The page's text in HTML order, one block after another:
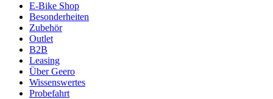
E-Bike Shop
Besonderheiten
Zubehör
Outlet
B2B
Leasing
Über Geero
Wissenswertes
Probefahrt